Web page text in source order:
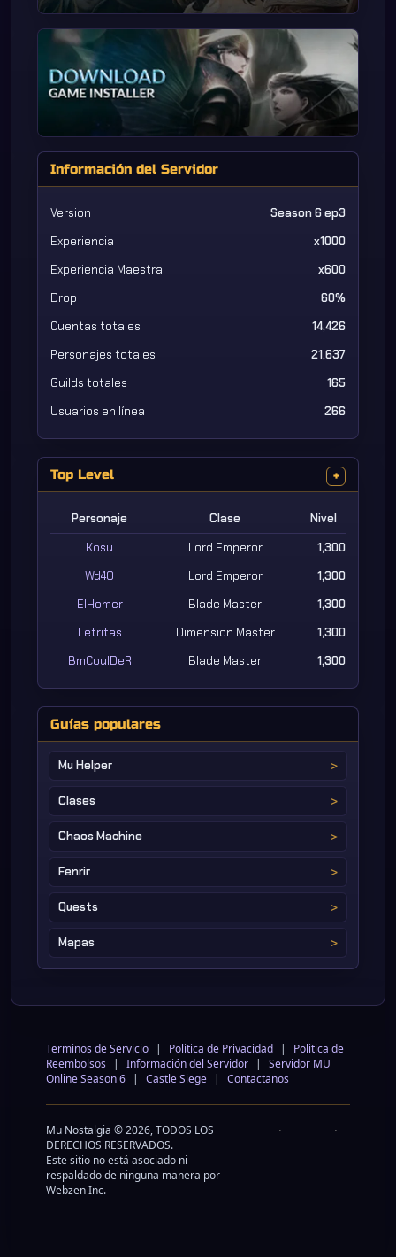
Información del Servidor
Version
Season 6 ep3
Experiencia
x1000
Experiencia Maestra
x600
Drop
60%
Cuentas totales
14,426
Personajes totales
21,637
Guilds totales
165
Usuarios en línea
266
Top Level +
Personaje Clase
Nivel
Kosu
Lord Emperor
1,300
Wd4O
Lord Emperor
1,300
ElHomer
Blade Master
1,300
Letritas
Dimension Master
1,300
BmCoulDeR
Blade Master 1,300
Guías populares
Mu Helper
Clases
Chaos Machine
Fenrir
Quests
Mapas
Terminos de Servicio | Politica de Privacidad |
Politica de
Reembolsos
| Información del Servidor |
Servidor MU
Online Season 6 | Castle Siege | Contactanos
Mu Nostalgia © 2026, TODOS LOS
DERECHOS RESERVADOS.
Este sitio no está asociado ni
respaldado de ninguna manera por
Webzen Inc.